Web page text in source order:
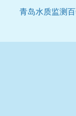
青岛水质监测